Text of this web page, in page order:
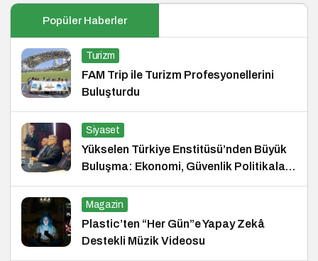
Popüler Haberler
Turizm
FAM Trip ile Turizm Profesyonellerini
Buluşturdu
Siyaset
Yükselen Türkiye Enstitüsü’nden Büyük
Buluşma: Ekonomi, Güvenlik Politikaları
ve Hukuk Konferansı
Magazin
Plastic’ten “Her Gün”e Yapay Zekâ
Destekli Müzik Videosu